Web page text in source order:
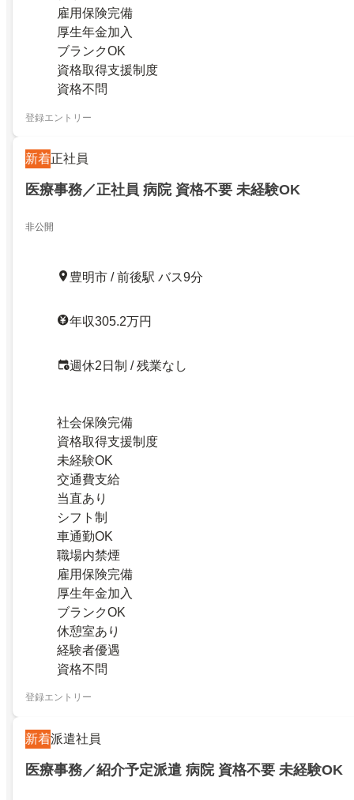
雇用保険完備
厚生年金加入
ブランクOK
資格取得支援制度
資格不問
登録エントリー
新着正社員
医療事務／正社員 病院 資格不要 未経験OK
非公開
豊明市 / 前後駅 バス9分
年収305.2万円
週休2日制 / 残業なし
社会保険完備
資格取得支援制度
未経験OK
交通費支給
当直あり
シフト制
車通勤OK
職場内禁煙
雇用保険完備
厚生年金加入
ブランクOK
休憩室あり
経験者優遇
資格不問
登録エントリー
新着派遣社員
医療事務／紹介予定派遣 病院 資格不要 未経験OK